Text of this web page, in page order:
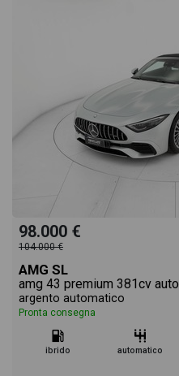
98.000 €
104.000 €
AMG SL
amg 43 premium 381cv auto
argento automatico
Pronta consegna
ibrido automatico